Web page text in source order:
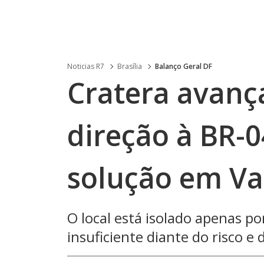
Noticias R7 Brasília Balanço Geral DF
Cratera
direção à BR-
solução em
O local está isolado apenas
insuficiente diante do risco e